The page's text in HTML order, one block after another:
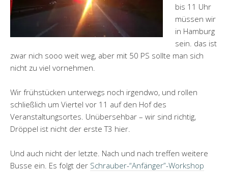
bis 11 Uhr
müssen wir
in Hamburg
sein. das ist
zwar nich sooo weit weg, aber mit 50 PS sollte man sich
nicht zu viel vornehmen.
Wir frühstücken unterwegs noch irgendwo, und rollen
schließlich um Viertel vor 11 auf den Hof des
Veranstaltungsortes. Unübersehbar – wir sind richtig,
Dröppel ist nicht der erste T3 hier.
Und auch nicht der letzte. Nach und nach treffen weitere
Busse ein. Es folgt der Schrauber-“Anfänger”-Workshop